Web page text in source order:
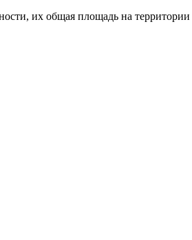
их общая площадь на